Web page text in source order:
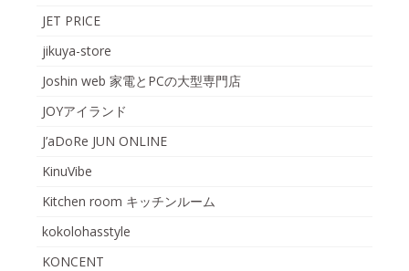
JET PRICE
jikuya-store
Joshin web 家電とPCの大型専門店
JOYアイランド
J’aDoRe JUN ONLINE
KinuVibe
Kitchen room キッチンルーム
kokolohasstyle
KONCENT